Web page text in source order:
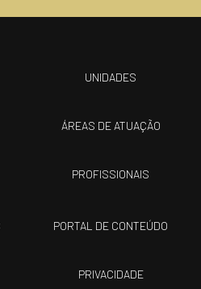
UNIDADES
ÁREAS DE ATUAÇÃO
PROFISSIONAIS
PORTAL DE CONTEÚDO
PRIVACIDADE